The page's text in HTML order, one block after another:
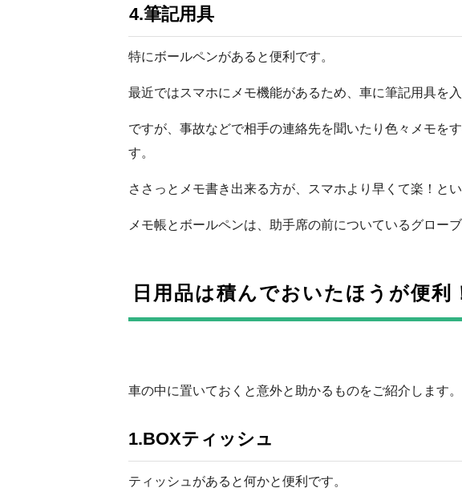
4.筆記用具
特にボールペンがあると便利です。
最近ではスマホにメモ機能があるため、車に筆記用具を
ですが、事故などで相手の連絡先を聞いたり色々メモを
す。
ささっとメモ書き出来る方が、スマホより早くて楽！と
メモ帳とボールペンは、助手席の前についているグロー
日用品は積んでおいたほうが便利
車の中に置いておくと意外と助かるものをご紹介します。
1.BOXティッシュ
ティッシュがあると何かと便利です。